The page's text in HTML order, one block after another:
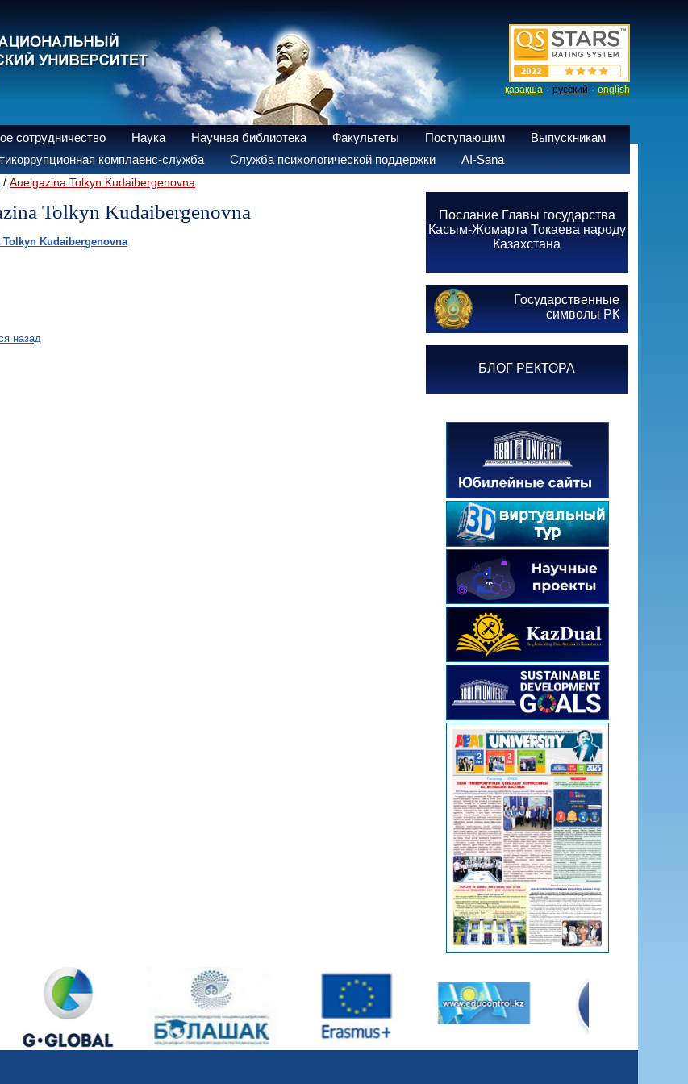
қазақша · русский · english
сотрудничество Наука Научная библиотека Факультеты Поступающим
Выпускникам
комплаенс-служба Служба психологической поддержки AI-Sana
/ Auelgazina Tolkyn Kudaibergenovna
Tolkyn Kudaibergenovna
Tolkyn Kudaibergenovna
назад
Послание Главы государства
Касым-Жомарта Токаева народу
Казахстана
Государственные
символы РК
БЛОГ РЕКТОРА